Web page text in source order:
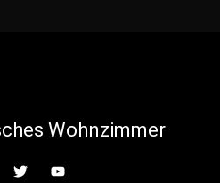
Wohnzimmer